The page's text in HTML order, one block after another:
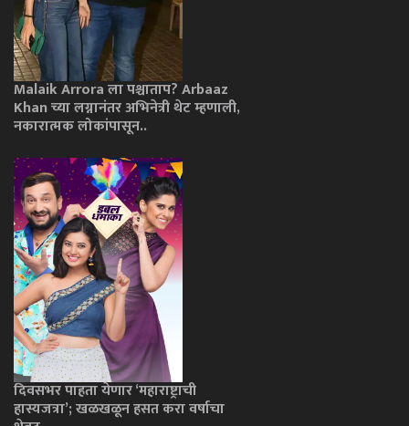
Malaik Arrora ला पश्चाताप? Arbaaz
Khan च्या लग्नानंतर अभिनेत्री थेट म्हणाली,
नकारात्मक लोकांपासून..
दिवसभर पाहता येणार ‘महाराष्ट्राची
हास्यजत्रा’; खळखळून हसत करा वर्षाचा